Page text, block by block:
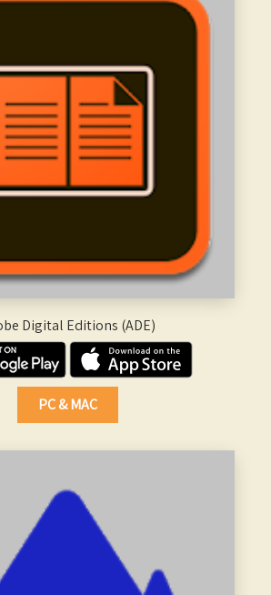
Digital Editions (ADE)
PC & MAC